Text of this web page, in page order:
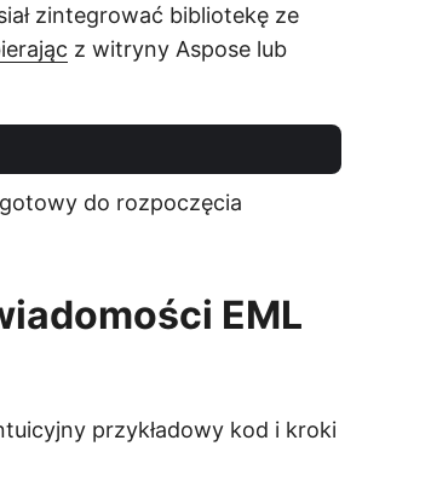
zintegrować bibliotekę ze
z witryny Aspose lub
do rozpoczęcia
EML
przykładowy kod i kroki